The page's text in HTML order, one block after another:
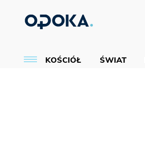
KOŚCIÓŁ ŚWIAT